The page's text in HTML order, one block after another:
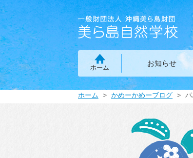
ホーム
お知らせ
ホーム かめーかめーブログ